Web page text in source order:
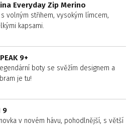
Everyday Zip Merino
volným střihem, vysokým límcem,
kapsami.
9+
boty se svěžím designem a
je tu!
9
v novém hávu, pohodlnější, s větší